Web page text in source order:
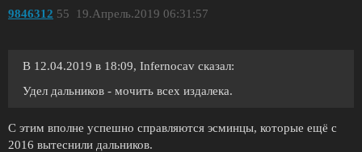
9846312 19.Апрель.2019 06:31:57
55
В 12.04.2019 в 18:09, Infernocav сказал:
Удел дальников - мочить всех издалека.
С этим вполне успешно справляются эсминцы, которые ещё с
2016 вытеснили дальников.